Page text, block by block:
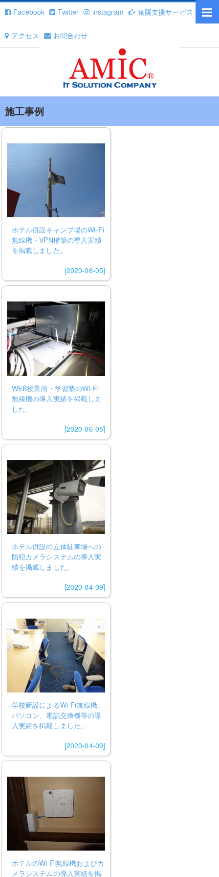
Facebook Twitter instagram 遠隔支援サービス
アクセス お問合わせ
施工事例
ホテル併設キャンプ場のWi-Fi
無線機・VPN構築の導入実績
を掲載しました。
[2020-06-05]
WEB授業用・学習塾のWi-Fi
無線機の導入実績を掲載しま
した。
[2020-06-05]
ホテル併設の立体駐車場への
防犯カメラシステムの導入実
績を掲載しました。
[2020-04-09]
学校新設によるWi-Fi無線機、
パソコン、電話交換機等の導
入実績を掲載しました。
[2020-04-09]
ホテルのWi-Fi無線機およびカ
メラシステムの導入実績を掲